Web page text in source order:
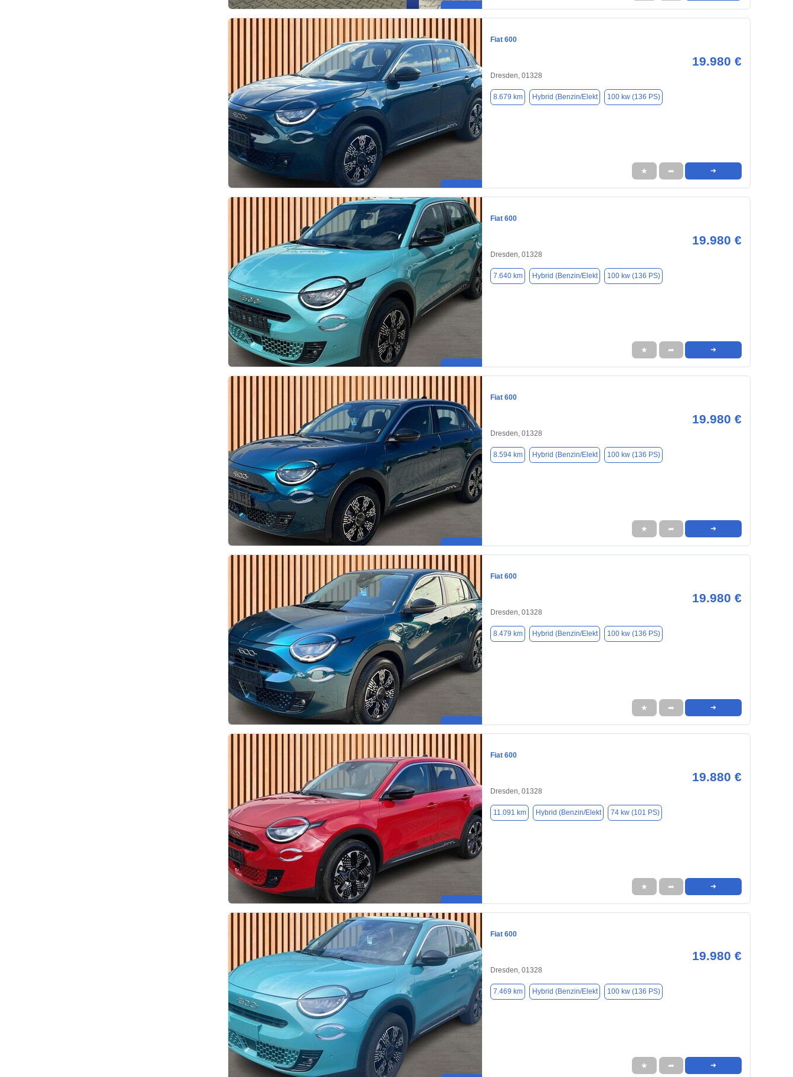
Fiat 600
19.980 €
Dresden, 01328
8.679 km Hybrid (Benzin/Elekt 100 kw (136 PS)
★ ➦ ➜
Fiat 600
19.980 €
Dresden, 01328
7.640 km Hybrid (Benzin/Elekt 100 kw (136 PS)
★ ➦ ➜
Fiat 600
19.980 €
Dresden, 01328
8.594 km Hybrid (Benzin/Elekt 100 kw (136 PS)
★ ➦ ➜
Fiat 600
19.980 €
Dresden, 01328
8.479 km Hybrid (Benzin/Elekt 100 kw (136 PS)
★ ➦ ➜
Fiat 600
19.880 €
Dresden, 01328
11.091 km Hybrid (Benzin/Elekt 74 kw (101 PS)
★ ➦ ➜
Fiat 600
19.980 €
Dresden, 01328
7.469 km Hybrid (Benzin/Elekt 100 kw (136 PS)
★ ➦ ➜